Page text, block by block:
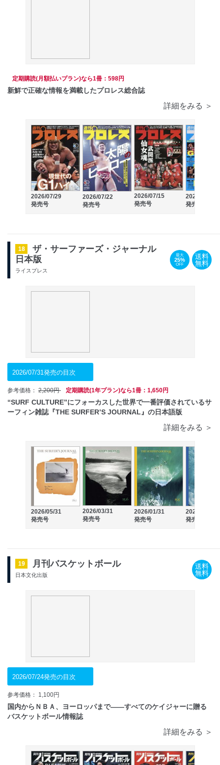
定期購読(月額払いプラン)なら1冊：598円
新鮮で正確な情報を満載したプロレス総合誌
詳細をみる ＞
2026/07/29
発売号
2026/07/22
発売号
2026/07/15
発売号
2026/07/08
発売号
18
ザ・サーファーズ・ジャーナル
日本版
ライスプレス
最大
25%
OFF
送料
無料
2026/07/31発売の目次
参考価格： 2,200円 定期購読(1年プラン)なら1冊：1,650円
“SURF CULTURE”にフォーカスした世界で一番評価されているサ
ーフィン雑誌『THE SURFER’S JOURNAL』の日本語版
詳細をみる ＞
2026/05/31
発売号
2026/03/31
発売号
2026/01/31
発売号
2025/11/30
発売号
19 月刊バスケットボール
日本文化出版
送料
無料
2026/07/24発売の目次
参考価格： 1,100円
国内からＮＢＡ、ヨーロッパまで――すべてのケイジャーに贈る
バスケットボール情報誌
詳細をみる ＞